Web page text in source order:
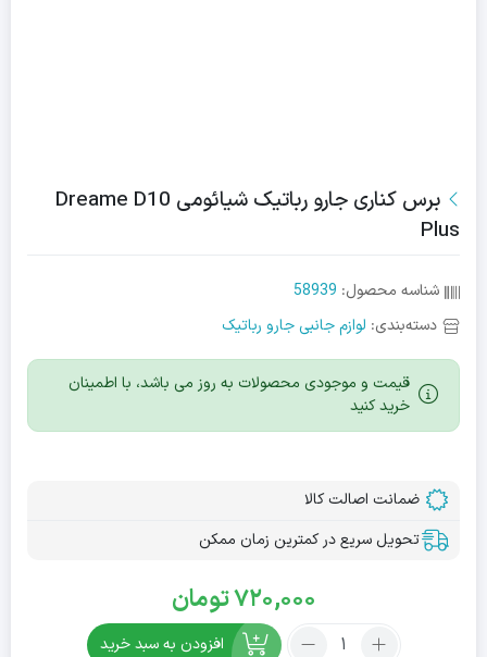
برس کناری جارو رباتیک شیائومی Dreame D10
Plus
شناسه محصول: 58939
دسته‌بندی: لوازم جانبی جارو رباتیک
قیمت و موجودی محصولات به روز می باشد، با اطمینان
خرید کنید
ضمانت اصالت کالا
تحویل سریع در کمترین زمان ممکن
720,000تومان
تعداد:
افزودن به سبد خرید